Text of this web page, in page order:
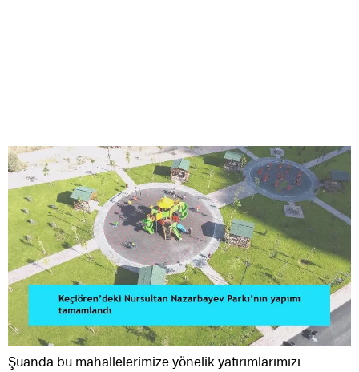
Şuanda bu mahallelerimize yönelik yatırımlarımızı